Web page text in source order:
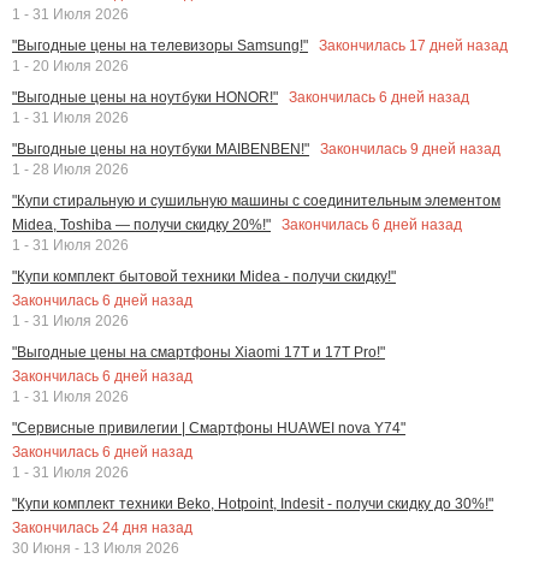
1 - 31 Июля 2026
"Выгодные цены на телевизоры Samsung!"
Закончилась 17 дней назад
1 - 20 Июля 2026
"Выгодные цены на ноутбуки HONOR!"
Закончилась 6 дней назад
1 - 31 Июля 2026
"Выгодные цены на ноутбуки MAIBENBEN!"
Закончилась 9 дней назад
1 - 28 Июля 2026
"Купи стиральную и сушильную машины с соединительным элементом
Midea, Toshiba — получи скидку 20%!"
Закончилась 6 дней назад
1 - 31 Июля 2026
"Купи комплект бытовой техники Midea - получи скидку!"
Закончилась 6 дней назад
1 - 31 Июля 2026
"Выгодные цены на смартфоны Xiaomi 17T и 17T Pro!"
Закончилась 6 дней назад
1 - 31 Июля 2026
"Сервисные привилегии | Смартфоны HUAWEI nova Y74"
Закончилась 6 дней назад
1 - 31 Июля 2026
"Купи комплект техники Beko, Hotpoint, Indesit - получи скидку до 30%!"
Закончилась 24 дня назад
30 Июня - 13 Июля 2026